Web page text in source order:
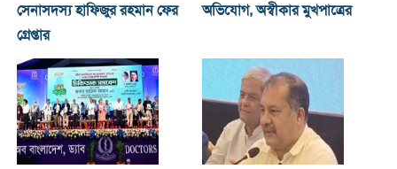
সেনাসদস্য হাফিজুর রহমান ফের
গ্রেপ্তার
অভিযোগ, অস্বীকার মুখপাত্রের